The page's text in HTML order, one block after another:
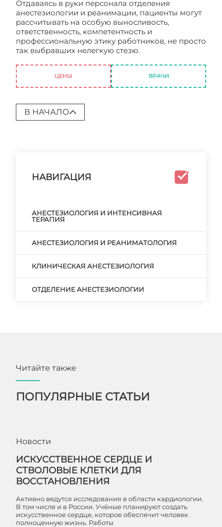
Отдаваясь в руки персонала отделения
анестезиологии и реанимации, пациенты могут
рассчитывать на особую выносливость,
ответственность, компетентность и
профессиональную этику работников, не просто
так выбравших нелегкую стезю.
ЦЕНЫ ВРАЧИ
В НАЧАЛО
НАВИГАЦИЯ
АНЕСТЕЗИОЛОГИЯ И ИНТЕНСИВНАЯ
ТЕРАПИЯ
АНЕСТЕЗИОЛОГИЯ И РЕАНИМАТОЛОГИЯ
КЛИНИЧЕСКАЯ АНЕСТЕЗИОЛОГИЯ
ОТДЕЛЕНИЕ АНЕСТЕЗИОЛОГИИ
Читайте также
ПОПУЛЯРНЫЕ СТАТЬИ
Новости
ИСКУССТВЕННОЕ СЕРДЦЕ И
СТВОЛОВЫЕ КЛЕТКИ ДЛЯ
ВОССТАНОВЛЕНИЯ
Активно ведутся исследования в области кардиологии.
В том числе и в России. Учёные планируют создать
искусственное сердце, которое обеспечит человек
полноценную жизнь. Работы